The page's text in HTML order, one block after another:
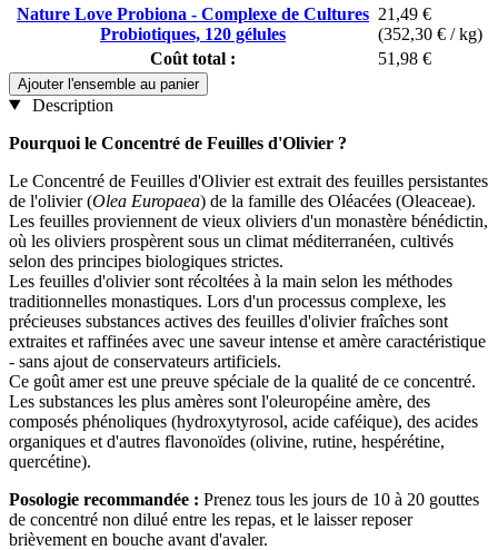
Nature Love Probiona - Complexe de Cultures
Probiotiques, 120 gélules
21,49 €
(352,30 € / kg)
Coût total :
51,98 €
Ajouter l'ensemble au panier
Description
Pourquoi le Concentré de Feuilles d'Olivier ?
Le Concentré de Feuilles d'Olivier est extrait des feuilles persistantes
de l'olivier (Olea Europaea) de la famille des Oléacées (Oleaceae).
Les feuilles proviennent de vieux oliviers d'un monastère bénédictin,
où les oliviers prospèrent sous un climat méditerranéen, cultivés
selon des principes biologiques strictes.
Les feuilles d'olivier sont récoltées à la main selon les méthodes
traditionnelles monastiques. Lors d'un processus complexe, les
précieuses substances actives des feuilles d'olivier fraîches sont
extraites et raffinées avec une saveur intense et amère caractéristique
- sans ajout de conservateurs artificiels.
Ce goût amer est une preuve spéciale de la qualité de ce concentré.
Les substances les plus amères sont l'oleuropéine amère, des
composés phénoliques (hydroxytyrosol, acide caféique), des acides
organiques et d'autres flavonoïdes (olivine, rutine, hespérétine,
quercétine).
Posologie recommandée : Prenez tous les jours de 10 à 20 gouttes
de concentré non dilué entre les repas, et le laisser reposer
brièvement en bouche avant d'avaler.